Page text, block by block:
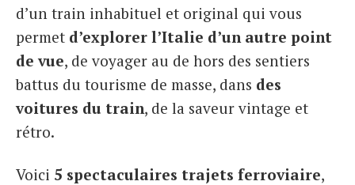
d’un train inhabituel et original qui vous
permet d’explorer l’Italie d’un autre point
de vue, de voyager au de hors des sentiers
battus du tourisme de masse, dans des
voitures du train, de la saveur vintage et
rétro.
Voici 5 spectaculaires trajets ferroviaire,